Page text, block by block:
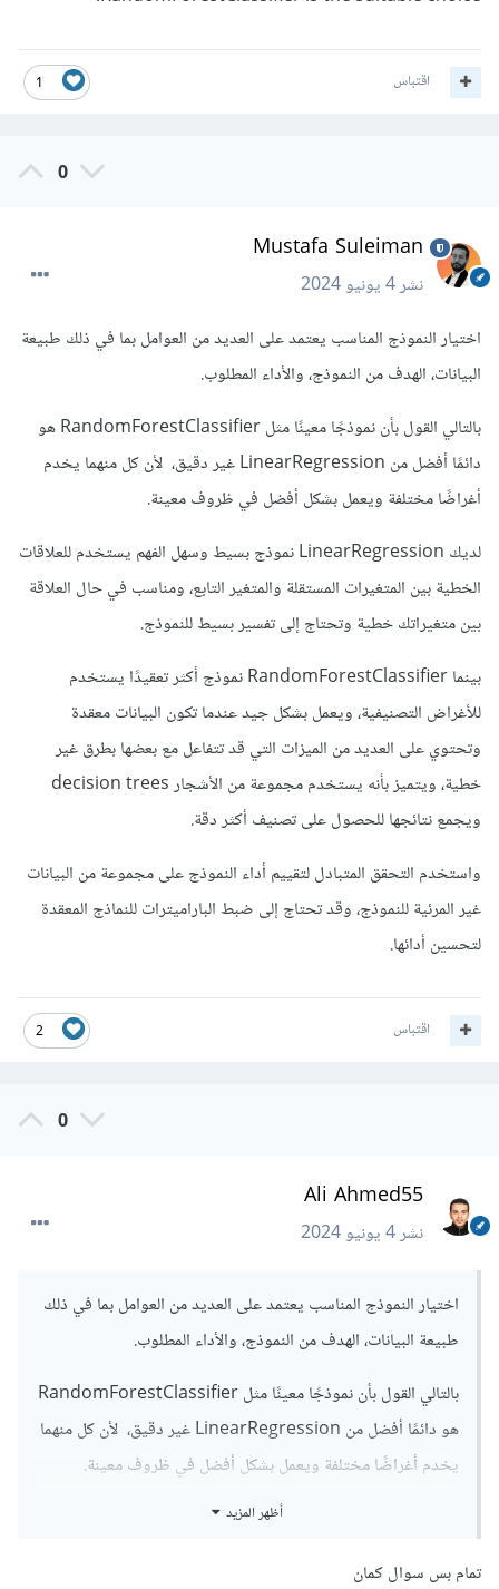
1 اقتباس
0
Mustafa Suleiman
نشر4 يونيو 2024
اختيار النموذج المناسب يعتمد على العديد من العوامل بما في ذلك طبيعة
البيانات، الهدف من النموذج، والأداء المطلوب.
بالتالي القول بأن نموذجًا معينًا مثل RandomForestClassifier هو
دائمًا أفضل من LinearRegression غير دقيق، لأن كل منهما يخدم
أغراضًا مختلفة ويعمل بشكل أفضل في ظروف معينة.
لديك LinearRegression نموذج بسيط وسهل الفهم يستخدم للعلاقات
الخطية بين المتغيرات المستقلة والمتغير التابع، ومناسب في حال العلاقة
بين متغيراتك خطية وتحتاج إلى تفسير بسيط للنموذج.
بينما RandomForestClassifier نموذج أكثر تعقيدًا يستخدم
للأغراض التصنيفية، ويعمل بشكل جيد عندما تكون البيانات معقدة
وتحتوي على العديد من الميزات التي قد تتفاعل مع بعضها بطرق غير
خطية، ويتميز بأنه يستخدم مجموعة من الأشجار decision trees
ويجمع نتائجها للحصول على تصنيف أكثر دقة.
واستخدم التحقق المتبادل لتقييم أداء النموذج على مجموعة من البيانات
غير المرئية للنموذج، وقد تحتاج إلى ضبط الباراميترات للنماذج المعقدة
لتحسين أدائها.
2 اقتباس
0
Ali Ahmed55
نشر4 يونيو 2024
اختيار النموذج المناسب يعتمد على العديد من العوامل بما في ذلك
طبيعة البيانات، الهدف من النموذج، والأداء المطلوب.
بالتالي القول بأن نموذجًا معينًا مثل RandomForestClassifier
هو دائمًا أفضل من LinearRegression غير دقيق، لأن كل منهما
يخدم أغراضًا مختلفة ويعمل بشكل أفضل في ظروف معينة.
لديك LinearRegression نموذج بسيط وسهل الفهم يستخدم
أظهر المزيد
تمام بس سوال كمان